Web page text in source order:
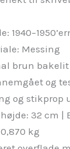
Messing
brun
og
og stikprop
32 cm |
kg